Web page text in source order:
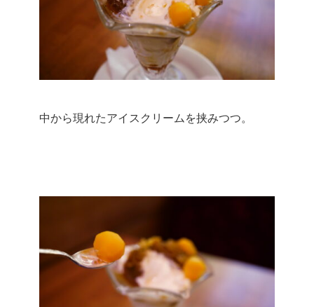
中から現れたアイスクリームを挟みつつ。